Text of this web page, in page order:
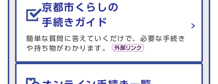
京都市くらしの
手続きガイド
簡単な質問に答えていくだけで、必要な手続き
や持ち物がわかります。